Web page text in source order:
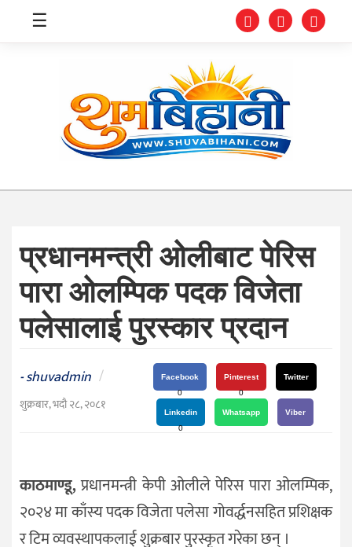
स्वास्थ्य
संघीय
प्रविधि
जीवनशैली
दर्शन
/
संस्कृति
राजनीति
☰
प्रधानमन्त्री ओलीबाट पेरिस
पारा ओलम्पिक पदक विजेता
पलेसालाई पुरस्कार प्रदान
-shuvadmin /
शुक्रबार, भदौ २८, २०८१
Facebook
0
Pinterest
0
Twitter
Linkedin
0
Whatsapp Viber
काठमाण्डू,प्रधानमन्त्री केपी ओलीले पेरिस पारा ओलम्पिक,
२०२४ मा काँस्य पदक विजेता पलेसा गोवर्द्धनसहित प्रशिक्षक
र टिम व्यवस्थापकलाई शुक्रबार पुरस्कृत गरेका छन् ।